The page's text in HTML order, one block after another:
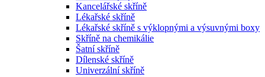
Kancelářské skříně
Lékařské skříně
Lékařské skříně s výklopnými a výsuvnými boxy
Skříně na chemikálie
Šatní skříně
Dílenské skříně
Univerzální skříně